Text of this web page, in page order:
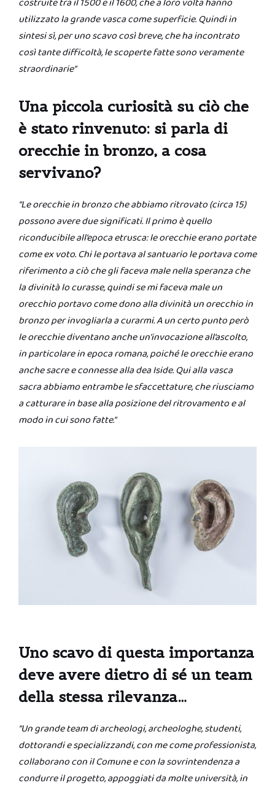
utilizzato la grande vasca come superficie.Quindi in
sintesi sì, per uno scavo così breve, che ha incontrato
così tante difficoltà, le scoperte fatte sono veramente
straordinarie”
Una piccola curiosità su ciò che
è stato rinvenuto: si parla di
orecchie in bronzo, a cosa
servivano?
“Le orecchie in bronzo che abbiamo ritrovato (circa 15)
possono avere due significati. Il primo è quello
riconducibile all’epoca etrusca: le orecchie erano portate
come ex voto. Chi le portava al santuario le portava come
riferimento a ciò che gli faceva male nella speranza che
la divinità lo curasse, quindi se mi faceva male un
orecchio portavo come dono alla divinità un orecchio in
bronzo per invogliarla a curarmi. A un certo punto però
le orecchie diventano anche un’invocazione all’ascolto,
in particolare in epoca romana, poiché le orecchie erano
anche sacre e connesse alla dea Iside. Qui alla vasca
sacra abbiamo entrambe le sfaccettature, che riusciamo
a catturare in base alla posizione del ritrovamento e al
modo in cui sono fatte.”
Uno scavo di questa importanza
deve avere dietro di sé un team
della stessa rilevanza…
“Un grande team di archeologi, archeologhe, studenti,
dottorandi e specializzandi, con me come professionista,
collaborano con il Comune e con la sovrintendenza a
condurre il progetto, appoggiati da molte università, in